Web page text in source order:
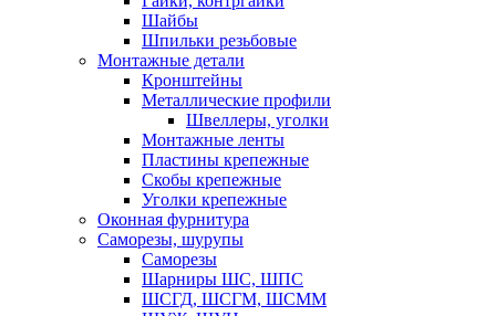
Шайбы
Шпильки резьбовые
Монтажные детали
Кронштейны
Металлические профили
Швеллеры, уголки
Монтажные ленты
Пластины крепежные
Скобы крепежные
Уголки крепежные
Оконная фурнитура
Саморезы, шурупы
Саморезы
Шарниры ШС, ШПС
ШСГД, ШСГМ, ШСММ